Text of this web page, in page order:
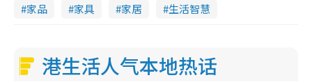
家品 家具 家居 生活智慧
港生活人气本地热话